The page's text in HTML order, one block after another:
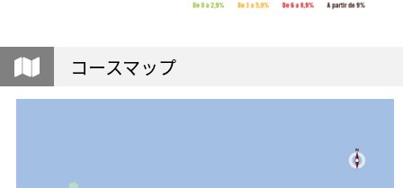
コースマップ